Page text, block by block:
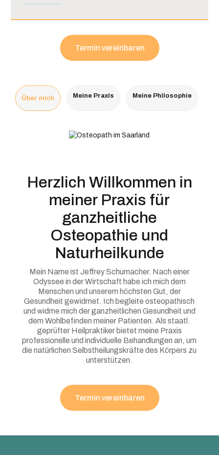
Termin vereinbaren
Über mich Meine Praxis Meine Philosophie
Herzlich Willkommen in
meiner Praxis für
ganzheitliche
Osteopathie und
Naturheilkunde
Mein Name ist Jeffrey Schumacher. Nach einer
Odyssee in der Wirtschaft habe ich mich dem
Menschen und unserem höchsten Gut, der
Gesundheit gewidmet. Ich begleite osteopathisch
und widme mich der ganzheitlichen Gesundheit und
dem Wohlbefinden meiner Patienten. Als staatl.
geprüfter Heilpraktiker bietet meine Praxis
professionelle und individuelle Behandlungen an, um
die natürlichen Selbstheilungskräfte des Körpers zu
unterstützen.
Termin vereinbaren